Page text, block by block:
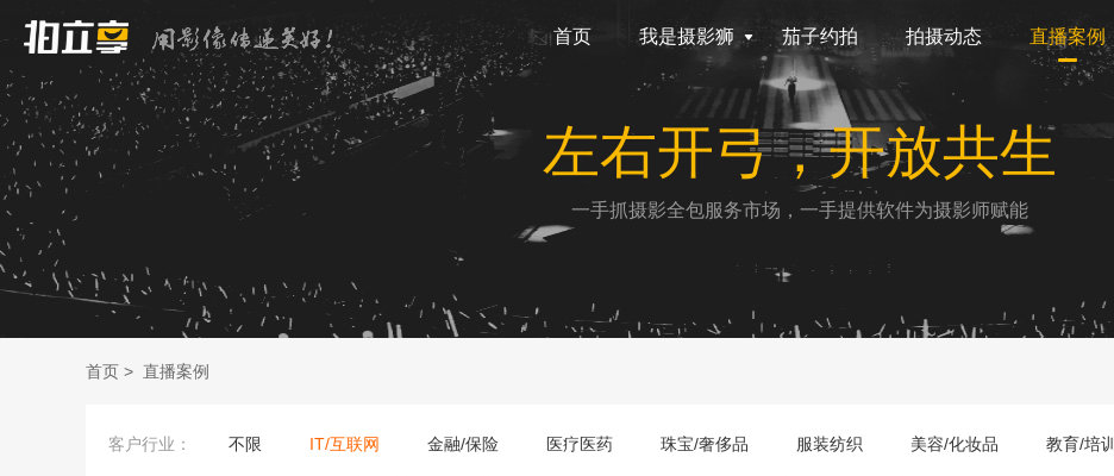
首页 我是摄影狮 茄子约拍 拍摄动态 直播案例
左右开弓，开放共生
一手抓摄影全包服务市场，一手提供软件为摄影师赋能
首页 > 直播案例
客户行业： 不限 IT/互联网 金融/保险 医疗医药 珠宝/奢侈品 服装纺织 美容/化妆品 教育/培训